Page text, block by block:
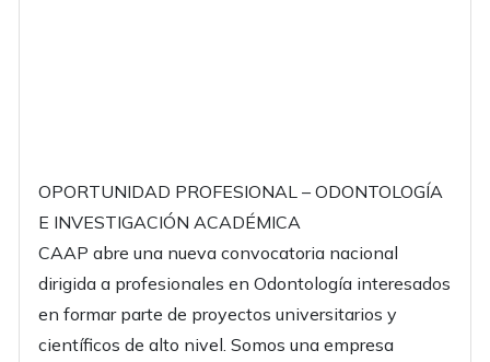
OPORTUNIDAD PROFESIONAL – ODONTOLOGÍA
E INVESTIGACIÓN ACADÉMICA
CAAP abre una nueva convocatoria nacional
dirigida a profesionales en Odontología interesados
en formar parte de proyectos universitarios y
científicos de alto nivel. Somos una empresa